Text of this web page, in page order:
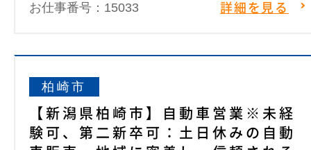
お仕事番号：15033 詳細を見る
柏崎市
【新潟県柏崎市】自動車営業※未経
験可、第二新卒可：土日休みの自動